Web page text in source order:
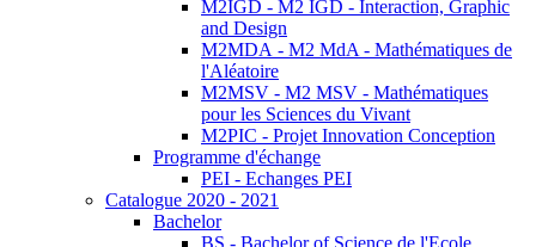
M2IGD - M2 IGD - Interaction, Graphic
and Design
M2MDA - M2 MdA - Mathématiques de
l'Aléatoire
M2MSV - M2 MSV - Mathématiques
pour les Sciences du Vivant
M2PIC - Projet Innovation Conception
Programme d'échange
PEI - Echanges PEI
Catalogue 2020 - 2021
Bachelor
BS - Bachelor of Science de l'Ecole